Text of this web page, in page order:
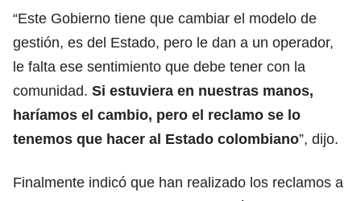
“Este Gobierno tiene que cambiar el modelo de
gestión, es del Estado, pero le dan a un operador,
le falta ese sentimiento que debe tener con la
comunidad. Si estuviera en nuestras manos,
haríamos el cambio, pero el reclamo se lo
tenemos que hacer al Estado colombiano”, dijo.
Finalmente indicó que han realizado los reclamos a